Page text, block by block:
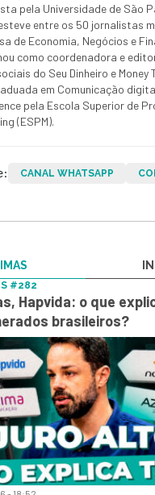
pela Universidade de São
entre os 50 jornalistas
de Economia, Negócios e
como coordenadora e
do Seu Dinheiro e Money
em Comunicação
pela Escola Superior de
(ESPM).
CANAL WHATSAPP
#282
Hapvida: o que
brasileiros?